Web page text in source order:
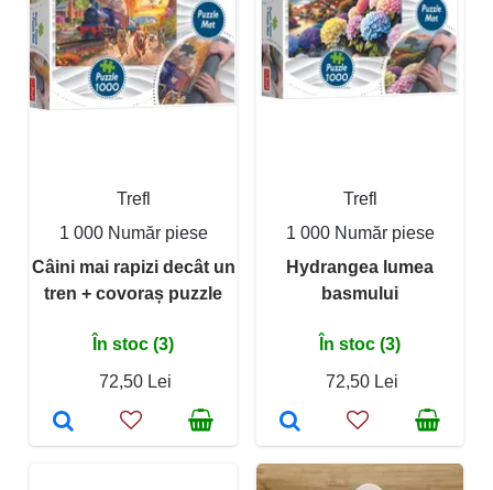
Trefl
1 000 Număr piese
Câini mai rapizi decât un
tren + covoraș puzzle
În stoc (3)
72,50 Lei
Trefl
1 000 Număr piese
Hydrangea lumea
basmului
În stoc (3)
72,50 Lei